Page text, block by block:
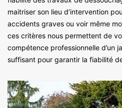
maitriser son lieu d’intervention
accidents graves ou voir même
ces critères nous permettent de
compétence professionnelle d’un
suffisant pour garantir la fiabilité